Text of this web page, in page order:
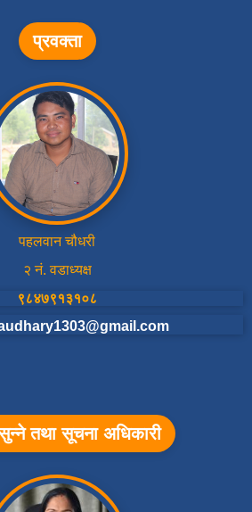
प्रवक्ता
पहलवान चौधरी
२ नं. वडाध्यक्ष
९८४७९१३१०८
तथा सूचना अधिकारी